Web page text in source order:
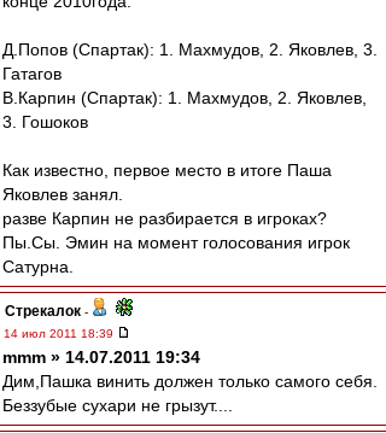
Д.Попов (Спартак): 1. Махмудов, 2. Яковлев, 3.
Гатагов
В.Карпин (Спартак): 1. Махмудов, 2. Яковлев,
3. Гошоков
Как известно, первое место в итоге Паша
Яковлев занял.
разве Карпин не разбирается в игроках?
Пы.Сы. Эмин на момент голосования игрок
Сатурна.
Стрекалок -
14 июл 2011 18:39
mmm » 14.07.2011 19:34
Дим,Пашка винить должен только самого себя.
Беззубые сухари не грызут....